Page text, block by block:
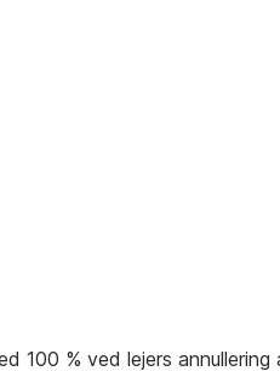
100 % ved lejers annullering